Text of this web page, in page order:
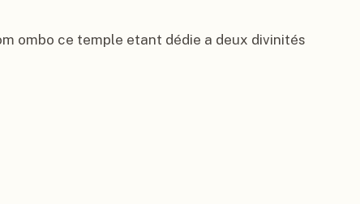
ombo ce temple etant dédie a deux divinités